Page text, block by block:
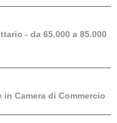
- da 65.000 a 85.000
Camera di Commercio